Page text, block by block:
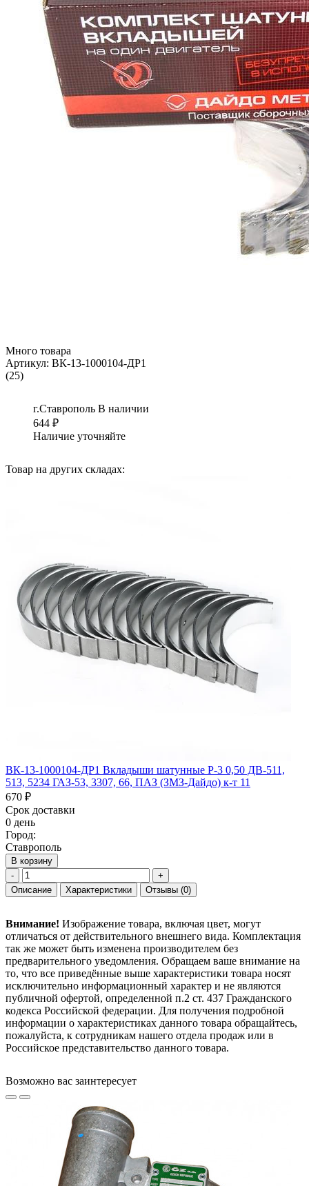
Много товара
Артикул: ВК-13-1000104-ДР1
(25)
г.Ставрополь В наличии
644 ₽
Наличие уточняйте
Товар на других складах:
ВК-13-1000104-ДР1 Вкладыши шатунные Р-3 0,50 ДВ-511,
513, 5234 ГАЗ-53, 3307, 66, ПАЗ (ЗМЗ-Дайдо) к-т 11
670 ₽
Срок доставки
0 день
Город:
Ставрополь
В корзину
-
+
Описание
Характеристики Отзывы (0)
Внимание! Изображение товара, включая цвет, могут
отличаться от действительного внешнего вида. Комплектация
так же может быть изменена производителем без
предварительного уведомления. Обращаем ваше внимание на
то, что все приведённые выше характеристики товара носят
исключительно информационный характер и не являются
публичной офертой, определенной п.2 ст. 437 Гражданского
кодекса Российской федерации. Для получения подробной
информации о характеристиках данного товара обращайтесь,
пожалуйста, к сотрудникам нашего отдела продаж или в
Российское представительство данного товара.
Возможно вас заинтересует